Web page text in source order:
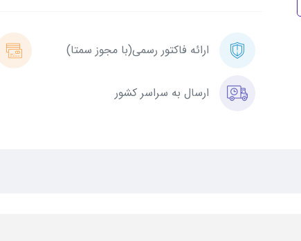
ارائه فاکتور رسمی(با مجوز سمتا)
ارسال به سراسر کشور